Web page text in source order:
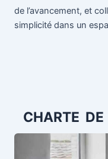
de l’avancement, et
simplicité dans un
CHARTE